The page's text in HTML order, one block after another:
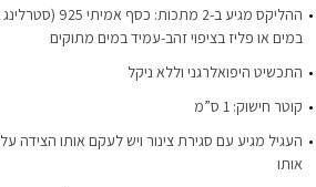
ההליקס מגיע ב-2
במים או פליז בציפוי זהב-עמיד במים מתוקים
התכשיט היפואלרגני וללא ניקל
קוטר חישוק: 1 ס”מ
העגיל מגיע עם סגירת צינור ויש לעקם אותו הצידה
אותו